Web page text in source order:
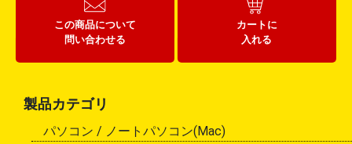
この商品について
問い合わせる
カートに
入れる
製品カテゴリ
パソコン / ノートパソコン(Mac)